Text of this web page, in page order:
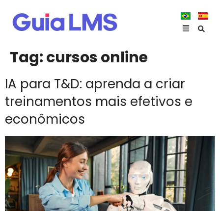
Tag:cursos online
IA para T&D: aprenda a criar
treinamentos mais efetivos e
econômicos